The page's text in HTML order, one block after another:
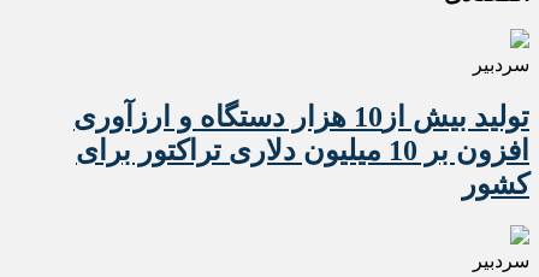
سردبیر
تولید بیش از10 هزار دستگاه و ارزآوری
افزون بر 10 میلیون دلاری تراکتور برای
کشور
سردبیر